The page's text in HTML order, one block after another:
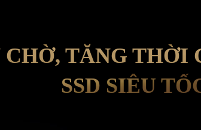
TĂNG THỜI
SSD SIÊU